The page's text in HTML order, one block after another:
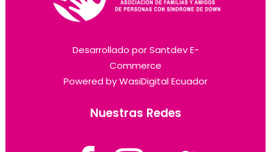
Desarrollado porSantdev E-
Commerce
Powered byWasiDigital Ecuador
Nuestras Redes